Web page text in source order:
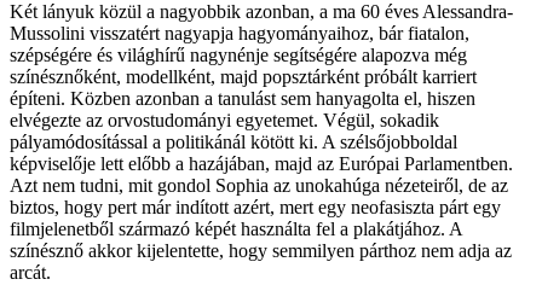
Két lányuk közül a nagyobbik azonban, a ma 60 éves Alessandra­
Mussolini visszatért nagyapja hagyományaihoz, bár fiatalon,
szépségére és világhírű nagynénje segítségére alapozva még
színésznőként, modellként, majd popsztárként próbált karriert
építeni. Közben azonban a tanulást sem hanyagolta el, hiszen
elvégezte az orvostudományi egyetemet. Végül, sokadik
pályamódosítással a politikánál kötött ki. A szélsőjobboldal
képviselője lett előbb a hazájában, majd az Európai Parlamentben.
Azt nem tudni, mit gondol Sophia az unokahúga nézeteiről, de az
biztos, hogy pert már indított azért, mert egy neofasiszta párt egy
filmjelenetből származó képét használta fel a plakátjához. A
színésznő akkor kijelentette, hogy semmilyen párthoz nem adja az
arcát.